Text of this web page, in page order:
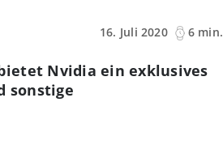
16. Juli 2020
6 min.
Nvidia ein exklusives
sonstige